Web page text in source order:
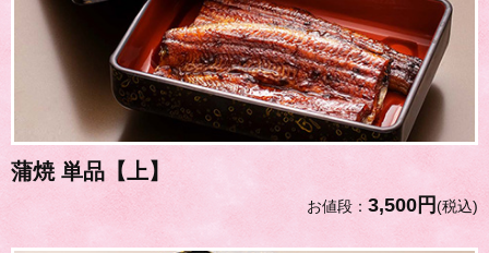
蒲焼 単品【上】
お値段： 3,500円(税込)